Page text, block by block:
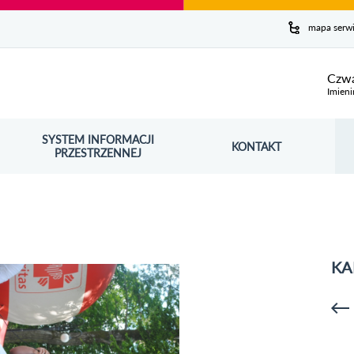
mapa
SYSTEM INFORMACJI
PRZESTRZENNEJ
OTWORZY SIĘ W NOWYM OKNIE KONTAKT